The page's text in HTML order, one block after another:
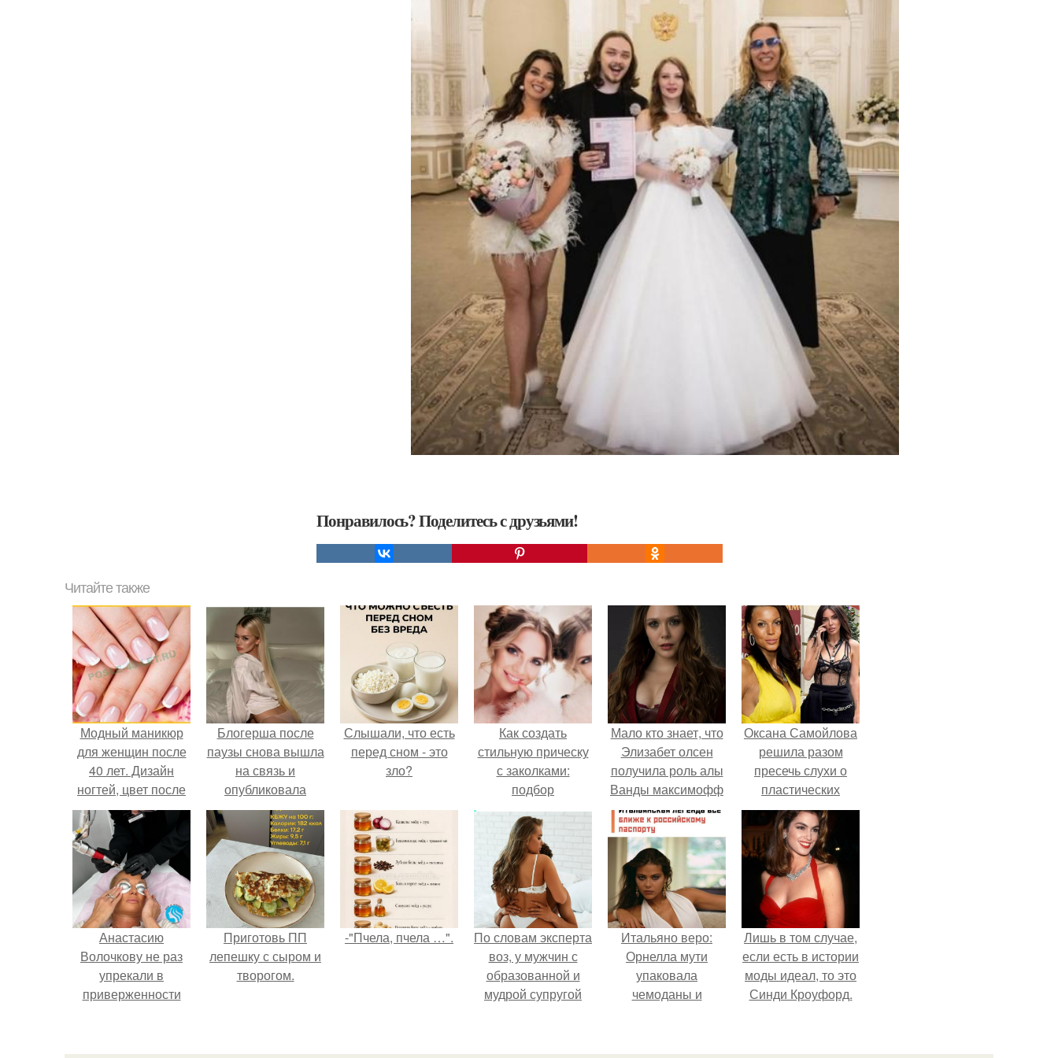
Понравилось? Поделитесь с друзьями!
Читайте также
Модный маникюр
для женщин после
40 лет. Дизайн
ногтей, цвет после
40
Блогерша после
паузы снова вышла
на связь и
опубликовала
свежую серию
кадров из спальни.
Слышали, что есть
перед сном - это
зло?
Как создать
стильную прическу
с заколками:
подбор
аксессуаров и
рекомендации
Мало кто знает, что
Элизабет олсен
получила роль алы
Ванды максимофф
не сразу.
Оксана Самойлова
решила разом
пресечь слухи о
пластических
операциях и
публично
прояснила
ситуацию.
Анастасию
Волочкову не раз
упрекали в
приверженности
Приготовь ПП
лепешку с сыром и
творогом.
-"Пчела, пчела …".
По словам эксперта
воз, у мужчин с
образованной и
мудрой супругой
смерти якобы на
Итальяно веро:
Орнелла мути
упаковала
чемоданы и
красным
Лишь в том случае,
если есть в истории
моды идеал, то это
Синди Кроуфорд.